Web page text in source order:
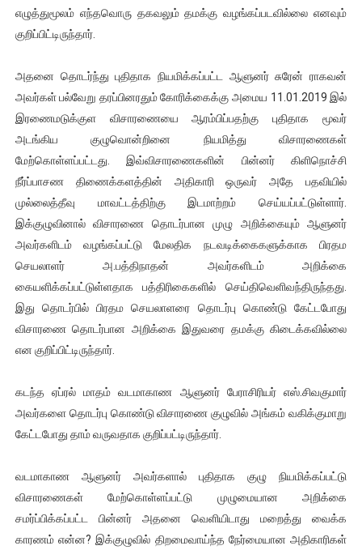
எழுத்துமூலம் எந்தவொரு தகவலும் தமக்கு வழங்கப்படவில்லை எனவும்
குறிப்பிட்டிருந்தார்.
அதனை தொடர்ந்து புதிதாக நியமிக்கப்பட்ட ஆளுனர் சுரேன் ராகவன்
அவர்கள் பல்வேறு தரப்பினரதும் கோரிக்கைக்கு அமைய 11.01.2019 இல்
இரணைமடுக்குள விசாரணையை ஆரம்பிப்பதற்கு புதிதாக மூவர்
அடங்கிய குழுவொன்றினை நியமித்து விசாரணைகள்
மேற்கொள்ளப்பட்டது. இவ்விசாரணைகளின் பின்னர் கிளிநொச்சி
நீர்ப்பாசண திணைக்களத்தின் அதிகாரி ஒருவர் அதே பதவியில்
முல்லைத்தீவு மாவட்டத்திற்கு இடமாற்றம் செய்யப்பட்டுள்ளார்.
இக்குழுவினால் விசாரணை தொடர்பான முழு அறிக்கையும் ஆளுனர்
அவர்களிடம் வழங்கப்பட்டு மேலதிக நடவடிக்கைகளுக்காக பிரதம
செயலாளர் அ.பத்திநாதன் அவர்களிடம் அறிக்கை
கையளிக்கப்பட்டுள்ளதாக பத்திரிகைகளில் செய்திவெளிவந்திருந்தது.
இது தொடர்பில் பிரதம செயலாளரை தொடர்பு கொண்டு கேட்டபோது
விசாரணை தொடர்பான அறிக்கை இதுவரை தமக்கு கிடைக்கவில்லை
என குறிப்பிட்டிருந்தார்.
கடந்த ஏப்ரல் மாதம் வடமாகாண ஆளுனர் பேராசிரியர் எஸ்.சிவகுமார்
அவர்களை தொடர்பு கொண்டு விசாரணை குழுவில் அங்கம் வகிக்குமாறு
கேட்டபோது தாம் வருவதாக குறிப்பட்டிருந்தார்.
வடமாகாண ஆளுனர் அவர்களால் புதிதாக குழு நியமிக்கப்பட்டு
விசாரணைகள் மேற்கொள்ளப்பட்டு முழுமையான அறிக்கை
சமர்ப்பிக்கப்பட்ட பின்னர் அதனை வெளியிடாது மறைத்து வைக்க
காரணம் என்ன? இக்குழுவில் திறமைவாய்ந்த நேர்மையான அதிகாரிகள்